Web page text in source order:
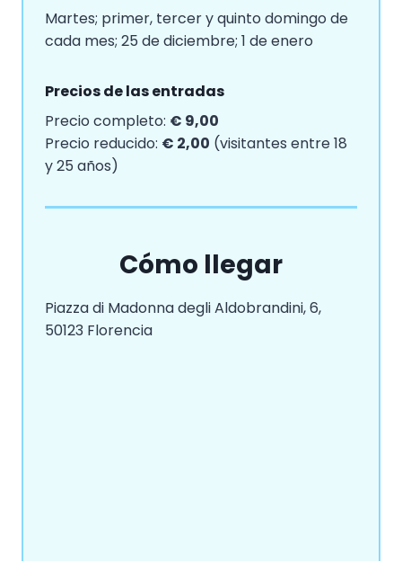
Martes; primer, tercer y quinto domingo de
cada mes; 25 de diciembre; 1 de enero
Precios de las entradas
Precio completo: € 9,00
Precio reducido: € 2,00 (visitantes entre 18
y 25 años)
Cómo llegar
Piazza di Madonna degli Aldobrandini, 6,
50123 Florencia